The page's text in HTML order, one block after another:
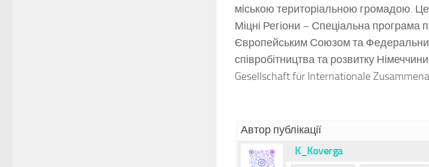
міською територіальною громадою.
Міцні Регіони – Спеціальна програма
Європейським Союзом та
співробітництва та розвитку
Gesellschaft für Internationale
Автор публікації
K_Koverga